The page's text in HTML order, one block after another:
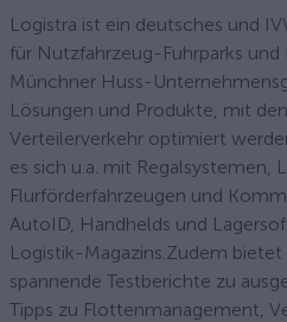
Logistra ist ein deutsches und
für Nutzfahrzeug-Fuhrparks
Münchner Huss-
Lösungen und Produkte, mit
Verteilerverkehr optimiert
es sich u.a. mit Regalsystemen,
Flurförderfahrzeugen und
AutoID, Handhelds und
Logistik-Magazins.Zudem bietet
spannende Testberichte zu
Tipps zu Flottenmanagement,